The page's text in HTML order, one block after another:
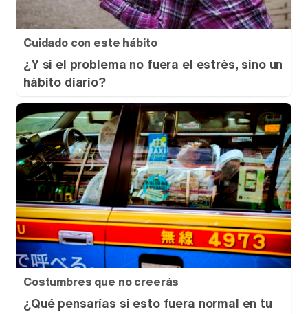
Cuidado con este hábito
¿Y si el problema no fuera el estrés, sino un
hábito diario?
Costumbres que no creerás
¿Qué pensarías si esto fuera normal en tu